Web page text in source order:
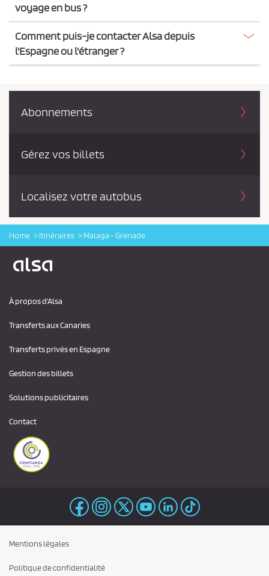
voyage en bus ?
Comment puis-je contacter Alsa depuis
l'Espagne ou l'étranger ?
Abonnements
Gérez vos billets
Localisez votre autobus
Home Itinéraires Malaga - Grenade
À propos d'Alsa
Transferts aux Canaries
Transferts privés en Espagne
Gestion des billets
Solutions publicitaires
Contact
Logo Alsa
Mentions légales
Politique de confidentialité